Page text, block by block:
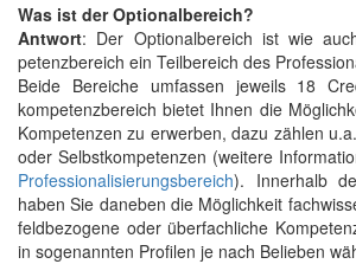
Was ist der Optionalbereich?
Antwort: Der Optionalbereich ist wie
petenz­bereich ein Teilbereich des
Beide Bereiche umfassen jeweils 18
kompetenz­bereich bietet Ihnen die
Kompetenzen zu erwerben, dazu zählen
oder Selbstkompetenzen (weitere
Professionalisierungsbereich). Innerhalb
haben Sie daneben die Möglichkeit
feld­bezogene oder über­fachliche
in sogenannten Profilen je nach Belieben